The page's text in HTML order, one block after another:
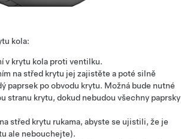
kola:
v krytu kola proti ventilku.
na střed krytu jej zajistěte a poté silně
paprsek po obvodu krytu. Možná bude nutné
stranu krytu, dokud nebudou všechny paprsky
střed krytu rukama, abyste se ujistili, že je
ale nebouchejte).